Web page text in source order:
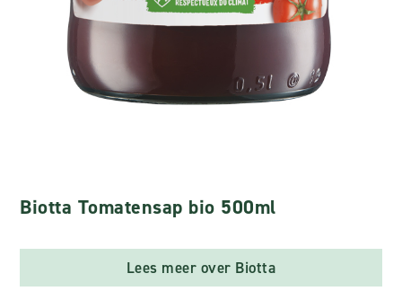
Biotta Tomatensap bio 500ml
Lees meer over Biotta